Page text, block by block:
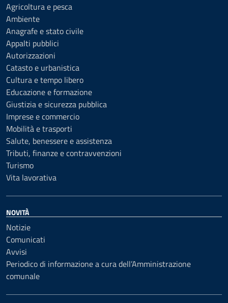
Agricoltura e pesca
Ambiente
Anagrafe e stato civile
Appalti pubblici
Autorizzazioni
Catasto e urbanistica
Cultura e tempo libero
Educazione e formazione
Giustizia e sicurezza pubblica
Imprese e commercio
Mobilità e trasporti
Salute, benessere e assistenza
Tributi, finanze e contravvenzioni
Turismo
Vita lavorativa
NOVITÀ
Notizie
Comunicati
Avvisi
Periodico di informazione a cura dell’Amministrazione
comunale